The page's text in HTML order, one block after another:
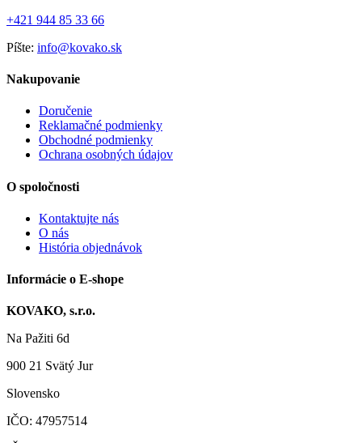
+421 944 85 33 66
Píšte: info@kovako.sk
Nakupovanie
Doručenie
Reklamačné podmienky
Obchodné podmienky
Ochrana osobných údajov
O spoločnosti
Kontaktujte nás
O nás
História objednávok
Informácie o E-shope
KOVAKO, s.r.o.
Na Pažiti 6d
900 21 Svätý Jur
Slovensko
IČO: 47957514